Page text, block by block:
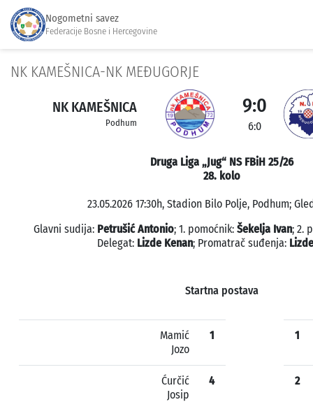
Nogometni savez
Federacije Bosne i Hercegovine
NK KAMEŠNICA-NK MEĐUGORJE
NK KAMEŠNICA
Podhum
9:0
6:0
Druga Liga „Jug“ NS FBiH 25/26
28. kolo
23.05.2026 17:30h, Stadion Bilo Polje, Podhum;
Glavni sudija: Petrušić Antonio; 1. pomoćnik: Šekelja Ivan; 2.
Delegat: Lizde Kenan; Promatrač suđenja:
Startna postava
Mamić
Jozo
1
Ćurčić
Josip
4
1
2